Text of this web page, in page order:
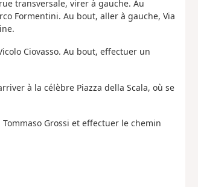
transversale, virer à gauche. Au
Formentini. Au bout, aller à gauche, Via
Ciovasso. Au bout, effectuer un
à la célèbre Piazza della Scala, où se
Grossi et effectuer le chemin